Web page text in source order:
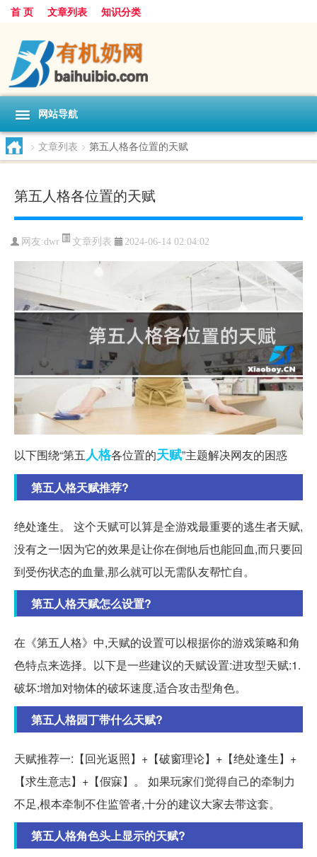
首 页 文章列表 知识分类
网站导航
> 文章列表 > 第五人格各位置的天赋
第五人格各位置的天赋
网友:dwr 文章列表 2024-06-14 02:04:02
以下围绕“第五人格各位置的天赋”主题解决网友的困惑
第五人格天赋推荐?
绝处逢生。 这个天赋可以算是全游戏最重要的逃生者天赋,
没有之一!因为它的效果是让你在倒地后也能回血,而只要回
到受伤状态的血量,那么就可以无需队友帮忙自。
第五人格天赋怎么设置?
在《第五人格》中,天赋的设置可以根据你的游戏策略和角
色特点来选择。以下是一些建议的天赋设置:进攻型天赋:1.
破坏:增加对物体的破坏速度,适合攻击型角色。
第五人格园丁带什么天赋?
天赋推荐一:【回光返照】+【破窗理论】+【绝处逢生】+
【求生意志】+【假寐】。 如果玩家们觉得自己的牵制力
不足,根本牵制不住监管者,十分的建议大家去带这套。
第五人格角色头上显示的天赋?